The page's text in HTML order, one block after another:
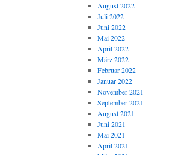
August 2022
Juli 2022
Juni 2022
Mai 2022
April 2022
März 2022
Februar 2022
Januar 2022
November 2021
September 2021
August 2021
Juni 2021
Mai 2021
April 2021